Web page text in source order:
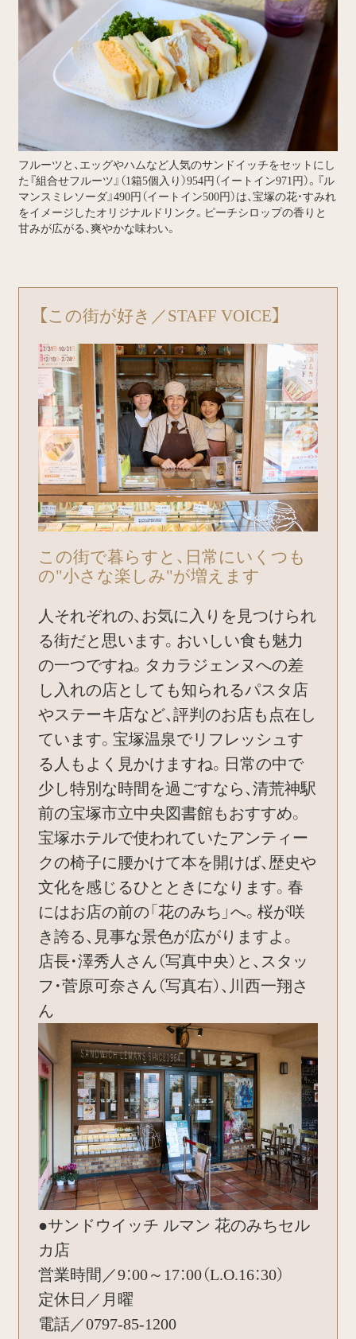
フルーツと、エッグやハムなど人気のサンドイッチをセットにし
た『組合せフルーツ』（1箱5個入り）954円（イートイン971円）。『ル
マンスミレソーダ』490円（イートイン500円）は、宝塚の花・すみれ
をイメージしたオリジナルドリンク。ピーチシロップの香りと
甘みが広がる、爽やかな味わい。
【この街が好き／STAFF VOICE】
この街で暮らすと、日常にいくつも
の"小さな楽しみ"が増えます
人それぞれの、お気に入りを見つけられ
る街だと思います。おいしい食も魅力
の一つですね。タカラジェンヌへの差
し入れの店としても知られるパスタ店
やステーキ店など、評判のお店も点在し
ています。宝塚温泉でリフレッシュす
る人もよく見かけますね。日常の中で
少し特別な時間を過ごすなら、清荒神駅
前の宝塚市立中央図書館もおすすめ。
宝塚ホテルで使われていたアンティー
クの椅子に腰かけて本を開けば、歴史や
文化を感じるひとときになります。春
にはお店の前の「花のみち」へ。桜が咲
き誇る、見事な景色が広がりますよ。
店長・澤秀人さん（写真中央）と、スタッ
フ・菅原可奈さん（写真右）、川西一翔さ
ん
●サンドウイッチ ルマン 花のみちセル
カ店
営業時間／9：00～17：00（L.O.16：30）
定休日／月曜
電話／0797-85-1200